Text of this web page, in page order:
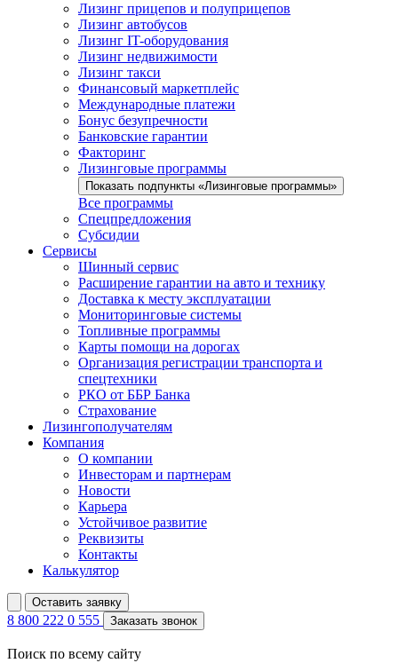
Лизинг прицепов и полуприцепов
Лизинг автобусов
Лизинг IT-оборудования
Лизинг недвижимости
Лизинг такси
Финансовый маркетплейс
Международные платежи
Бонус безупречности
Банковские гарантии
Факторинг
Лизинговые программы
Показать подпункты «Лизинговые программы»
Все программы
Спецпредложения
Субсидии
Сервисы
Шинный сервис
Расширение гарантии на авто и технику
Доставка к месту эксплуатации
Мониторинговые системы
Топливные программы
Карты помощи на дорогах
Организация регистрации транспорта и
спецтехники
РКО от ББР Банка
Страхование
Лизингополучателям
Компания
О компании
Инвесторам и партнерам
Новости
Карьера
Устойчивое развитие
Реквизиты
Контакты
Калькулятор
Оставить заявку
8 800 222 0 555 Заказать звонок
Поиск по всему сайту